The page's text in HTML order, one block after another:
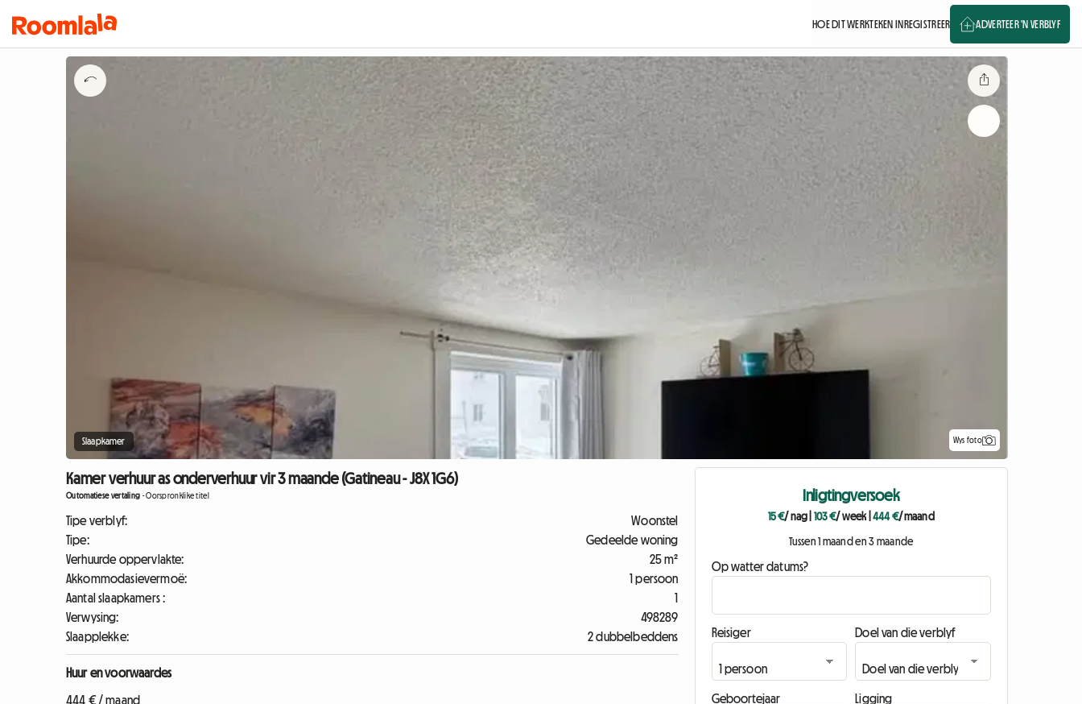
HOE DIT WERKTEKEN INREGISTREER ADVERTEER 'N VERBLYF
Slaapkamer Wys foto
Kamer verhuur as onderverhuur vir 3 maande (Gatineau - J8X 1G6)
Outomatiese vertaling -Oorspronklike titel
Tipe verblyf:
Woonstel
Tipe:
Gedeelde woning
Verhuurde oppervlakte:
25 m²
Akkommodasievermoë:
1 persoon
Aantal slaapkamers :
1
Verwysing:
498289
Slaapplekke:
2 dubbelbeddens
Huur en voorwaardes
444 € / maand
Inligtingversoek
15 €/ nag 103 €/ week| 444 €/ maand
Tussen 1 maand en 3 maande
Op watter datums?
Reisiger Doel van die verblyf
Geboortejaar Ligging